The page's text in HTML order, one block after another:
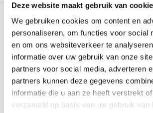
Deze website maakt gebruik van
We gebruiken cookies om content en
personaliseren, om functies voor social
en om ons websiteverkeer te
informatie over uw gebruik van onze
partners voor social media, adverteren
partners kunnen deze gegevens
informatie die u aan ze heeft verstrekt
verzameld op basis van uw gebruik van